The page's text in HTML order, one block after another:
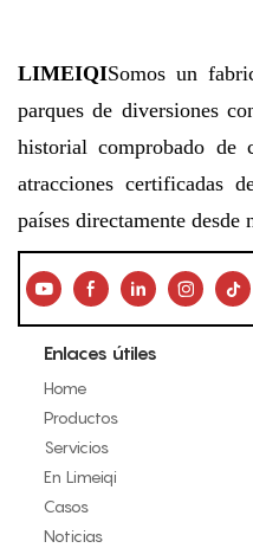
LIMEIQISomos un
parques de diversiones
historial comprobado de
atracciones certificadas
países directamente desde
Enlaces útiles
Home
Productos
Servicios
En Limeiqi
Casos
Noticias